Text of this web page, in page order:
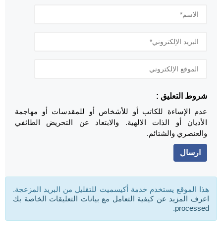
شروط التعليق :
عدم الإساءة للكاتب أو للأشخاص أو للمقدسات أو مهاجمة
الأديان أو الذات الالهية. والابتعاد عن التحريض الطائفي
والعنصري والشتائم.
هذا الموقع يستخدم خدمة أكيسميت للتقليل من البريد المزعجة.
اعرف المزيد عن كيفية التعامل مع بيانات التعليقات الخاصة بك
processed
.